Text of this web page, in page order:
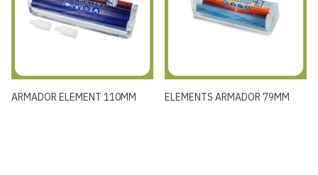
ARMADOR ELEMENT 110MM ELEMENTS ARMADOR 79MM